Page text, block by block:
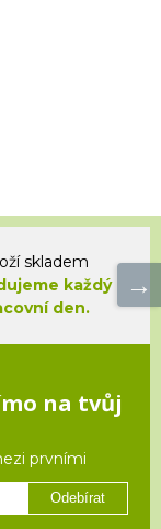
skladem
každý
den.
na tvůj
prvními
Odebírat